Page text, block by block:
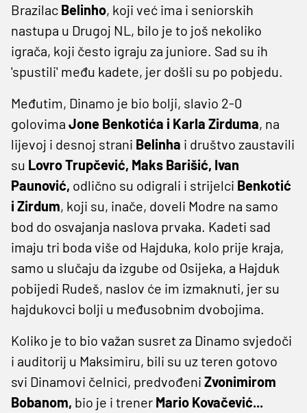
Brazilac Belinho, koji već ima i seniorskih
nastupa u Drugoj NL, bilo je to još nekoliko
igrača, koji često igraju za juniore. Sad su ih
'spustili' među kadete, jer došli su po pobjedu.
Međutim, Dinamo je bio bolji, slavio 2-0
golovima Jone Benkotića i Karla Zirduma, na
lijevoj i desnoj strani Belinha i društvo zaustavili
su Lovro Trupčević, Maks Barišić, Ivan
Paunović, odlično su odigrali i strijelci Benkotić
i Zirdum, koji su, inače, doveli Modre na samo
bod do osvajanja naslova prvaka. Kadeti sad
imaju tri boda više od Hajduka, kolo prije kraja,
samo u slučaju da izgube od Osijeka, a Hajduk
pobijedi Rudeš, naslov će im izmaknuti, jer su
hajdukovci bolji u međusobnim dvobojima.
Koliko je to bio važan susret za Dinamo svjedoči
i auditorij u Maksimiru, bili su uz teren gotovo
svi Dinamovi čelnici, predvođeni Zvonimirom
Bobanom, bio je i trener Mario Kovačević...